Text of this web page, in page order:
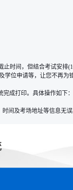
间，但结合考试安排
位申请等，让您不再为
成打印。具体操作如下：
间及考场地址等信息无误